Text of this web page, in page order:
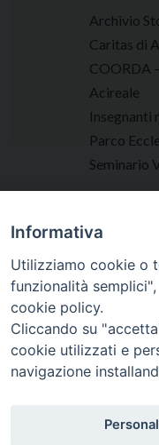
Archivio
Caritas di
COORDA
Acireale
Insegnanti
Parco
Seminario
Informativa
Utilizziamo cookie o
funzionalità
cookie policy.
Cliccando su
cookie utilizzati e
navigazione